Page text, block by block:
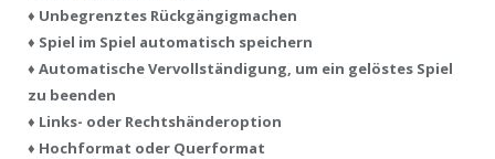
♦ Unbegrenztes Rückgängigmachen
♦ Spiel im Spiel automatisch speichern
♦ Automatische Vervollständigung, um ein gelöstes Spiel
zu beenden
♦ Links- oder Rechtshänderoption
♦ Hochformat oder Querformat